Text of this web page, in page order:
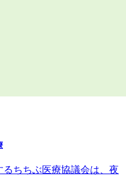
ちちぶ医療協議会は、夜